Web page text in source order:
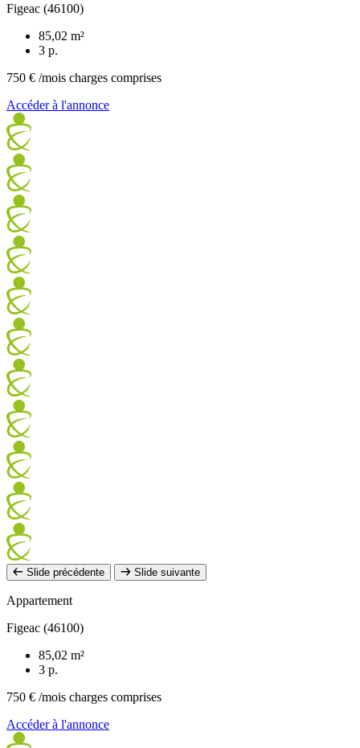
Figeac (46100)
85,02 m²
3 p.
750 € /mois charges comprises
Accéder à l'annonce
Slide précédente Slide suivante
Appartement
Figeac (46100)
85,02 m²
3 p.
750 € /mois charges comprises
Accéder à l'annonce